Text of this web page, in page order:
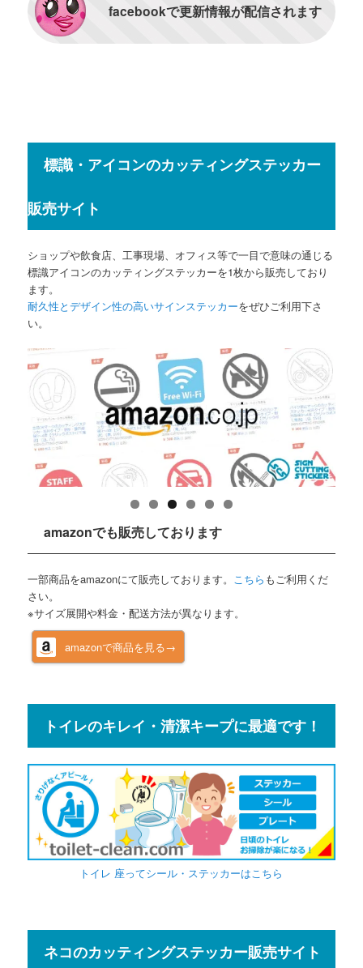
facebookで更新情報が配信されます
標識・アイコンのカッティングステッカー
販売サイト
ショップや飲食店、工事現場、オフィス等で一目で意味の通じる
標識アイコンのカッティングステッカーを1枚から販売しており
ます。
耐久性とデザイン性の高いサインステッカーをぜひご利用下さ
い。
amazonでも販売しております
一部商品をamazonにて販売しております。 こちら もご利用くだ
さい。
※サイズ展開や料金・配送方法が異なります。
amazonで商品を見る→
トイレのキレイ・清潔キープに最適です！
トイレ 座ってシール・ステッカーはこちら
ネコのカッティングステッカー販売サイト